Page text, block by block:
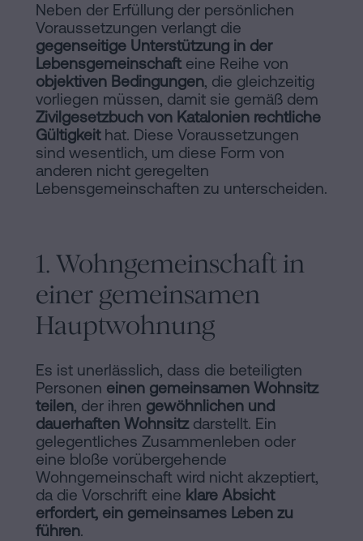
Neben der Erfüllung der persönlichen
Voraussetzungen verlangt die
gegenseitige Unterstützung in der
Lebensgemeinschaft eine Reihe von
objektiven Bedingungen, die gleichzeitig
vorliegen müssen, damit sie gemäß dem
Zivilgesetzbuch von Katalonien rechtliche
Gültigkeithat. Diese Voraussetzungen
sind wesentlich, um diese Form von
anderen nicht geregelten
Lebensgemeinschaften zu unterscheiden.
1. Wohngemeinschaft in
einer gemeinsamen
Hauptwohnung
Es ist unerlässlich, dass die beteiligten
Personen einen gemeinsamen Wohnsitz
teilen, der ihren gewöhnlichen und
dauerhaften Wohnsitzdarstellt. Ein
gelegentliches Zusammenleben oder
eine bloße vorübergehende
Wohngemeinschaft wird nicht akzeptiert,
da die Vorschrift eine klare Absicht
erfordert, ein gemeinsames Leben zu
führen.